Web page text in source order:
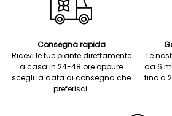
Consegna rapida
Ricevi le tue piante direttamente
a casa in 24-48 ore oppure
scegli la data di consegna che
preferisci.
Le
da 6
fino a